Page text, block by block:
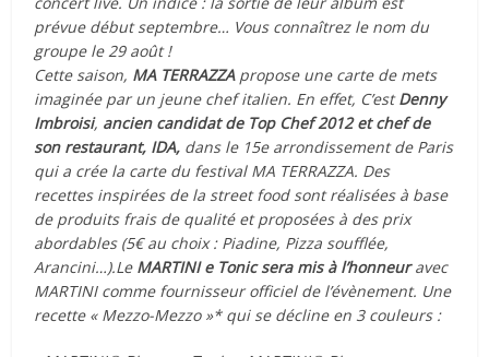
prévue début septembre… Vous connaîtrez le nom du
groupe le 29 août !
Cette saison, MA TERRAZZApropose une carte de mets
imaginée par un jeune chef italien. En effet, C’estDenny
Imbroisi, ancien candidat de Top Chef 2012 et chef de
son restaurant, IDA, dans le 15e arrondissement de Paris
qui a crée la carte du festival MA TERRAZZA. Des
recettes inspirées de la street food sont réalisées à base
de produits frais de qualité et proposées à des prix
abordables (5€ au choix : Piadine, Pizza soufflée,
Arancini…).Le MARTINI e Tonic sera mis à l’honneuravec
MARTINI comme fournisseur officiel de l’évènement. Une
recette « Mezzo-Mezzo »* qui se décline en 3 couleurs :